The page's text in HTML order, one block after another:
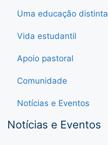
Uma educação distinta
Vida estudantil
Apoio pastoral
Comunidade
Notícias e Eventos
Notícias e Eventos